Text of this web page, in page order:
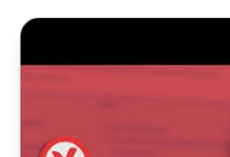
7 erreurs